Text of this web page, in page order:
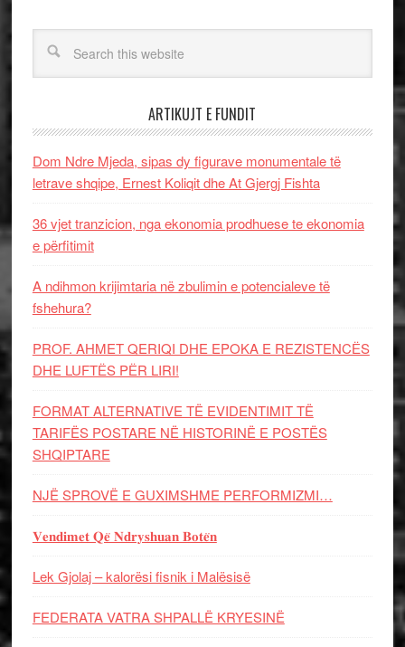
ARTIKUJT E FUNDIT
Dom Ndre Mjeda, sipas dy figurave monumentale të
letrave shqipe, Ernest Koliqit dhe At Gjergj Fishta
36 vjet tranzicion, nga ekonomia prodhuese te ekonomia
e përfitimit
A ndihmon krijimtaria në zbulimin e potencialeve të
fshehura?
PROF. AHMET QERIQI DHE EPOKA E REZISTENCЁS
DHE LUFTЁS PЁR LIRI!
FORMAT ALTERNATIVE TË EVIDENTIMIT TË
TARIFËS POSTARE NË HISTORINË E POSTËS
SHQIPTARE
NJË SPROVË E GUXIMSHME PERFORMIZMI…
𝐕𝐞𝐧𝐝𝐢𝐦𝐞𝐭 𝐐𝐞̈ 𝐍𝐝𝐫𝐲𝐬𝐡𝐮𝐚𝐧 𝐁𝐨𝐭𝐞̈𝐧
Lek Gjolaj – kalorësi fisnik i Malësisë
FEDERATA VATRA SHPALLË KRYESINË